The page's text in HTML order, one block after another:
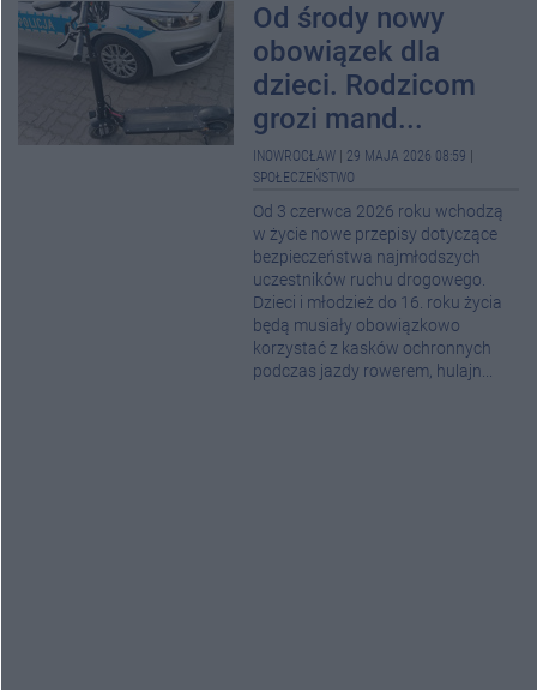
Od środy nowy
obowiązek dla
dzieci. Rodzicom
grozi mand...
INOWROCŁAW 29 MAJA 2026 08:59
SPOŁECZEŃSTWO
Od 3 czerwca 2026 roku wchodzą
w życie nowe przepisy dotyczące
bezpieczeństwa najmłodszych
uczestników ruchu drogowego.
Dzieci i młodzież do 16. roku życia
będą musiały obowiązkowo
korzystać z kasków ochronnych
podczas jazdy rowerem, hulajn...